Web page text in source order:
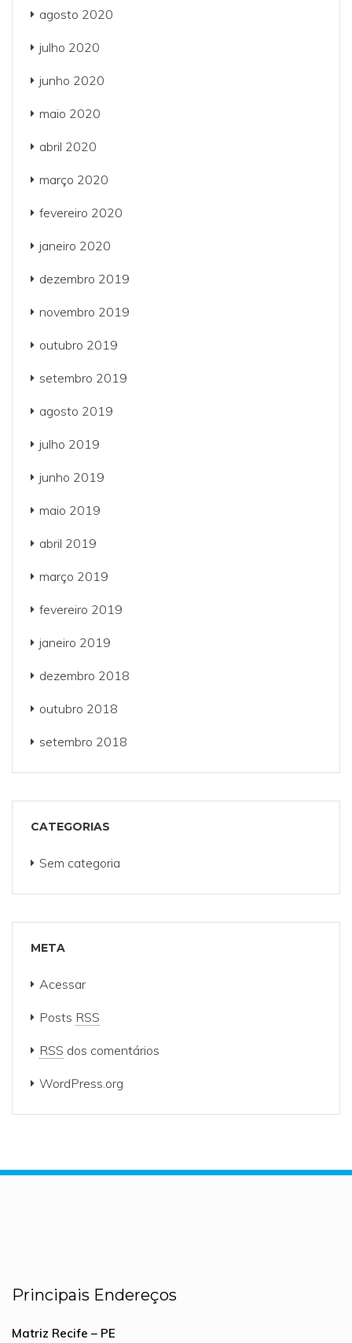
agosto 2020
julho 2020
junho 2020
maio 2020
abril 2020
março 2020
fevereiro 2020
janeiro 2020
dezembro 2019
novembro 2019
outubro 2019
setembro 2019
agosto 2019
julho 2019
junho 2019
maio 2019
abril 2019
março 2019
fevereiro 2019
janeiro 2019
dezembro 2018
outubro 2018
setembro 2018
CATEGORIAS
Sem categoria
META
Acessar
Posts RSS
RSS dos comentários
WordPress.org
Principais Endereços
Matriz Recife – PE